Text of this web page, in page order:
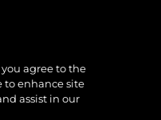
you agree to the
to enhance site
assist in our